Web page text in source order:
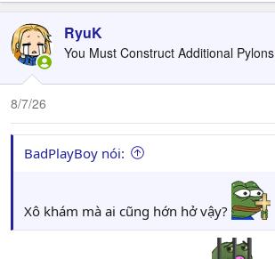
RyuK
You Must Construct Additional Pylons
8/7/26
BadPlayBoy nói:
Xô khám mà ai cũng hớn hở vậy?